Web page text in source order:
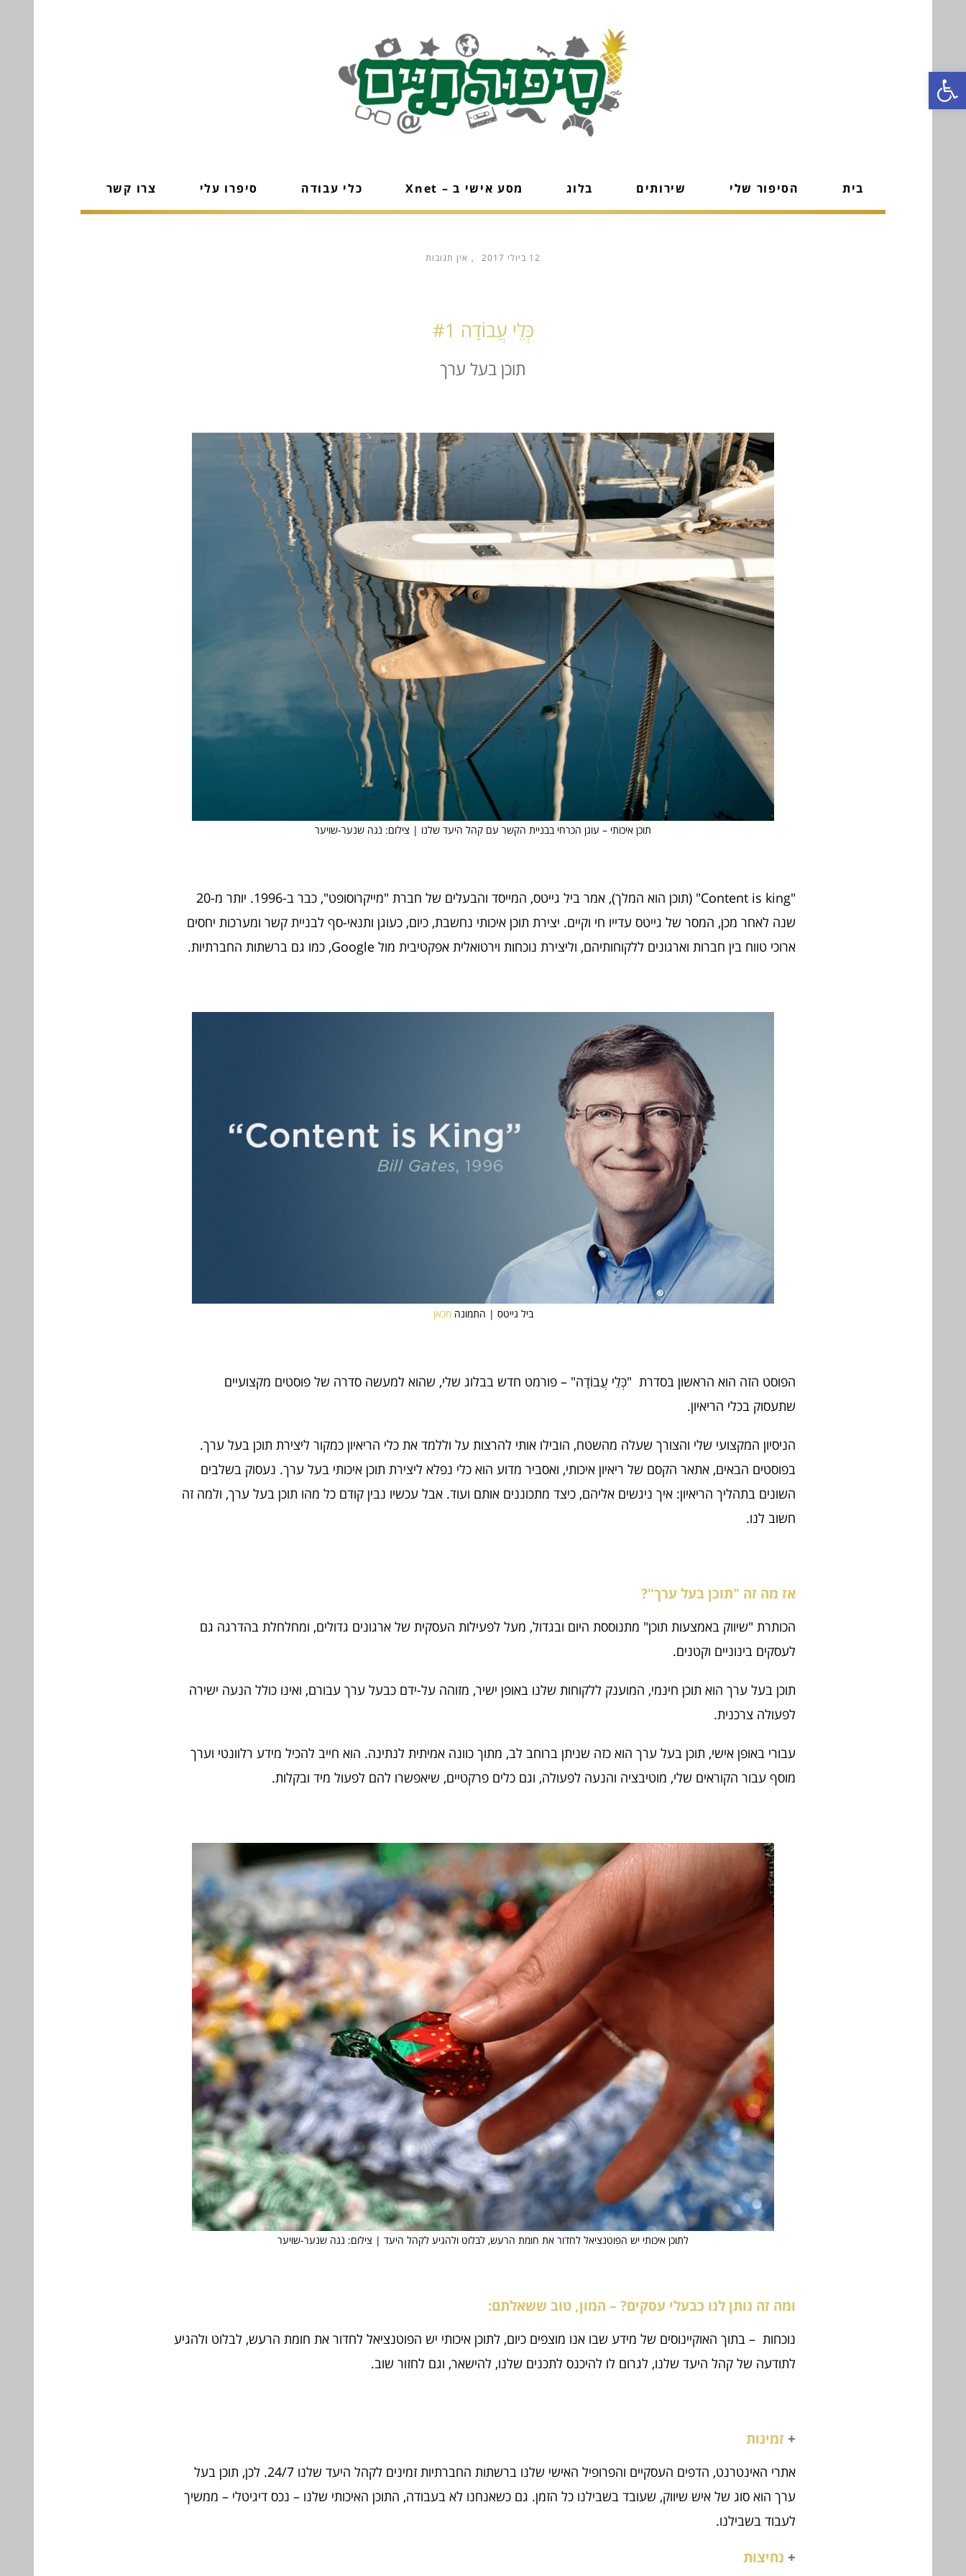
פתח סרגל נגישות
בית הסיפור שלי שירותים בלוג מסע אישי ב – Xnet כלי עבודה סיפרו עלי צרו קשר
12 ביולי 2017 אין תגובות
כְּלֵי עֲבוֹדָה #1
תוכן בעל ערך
תוכן איכותי – עוגן הכרחי בבניית הקשר עם קהל היעד שלנו | צילום: נֹגה שנער-שויער
"Content is king" (תוכן הוא המלך), אמר ביל גייטס, המייסד והבעלים של חברת "מייקרוסופט", כבר ב-1996. יותר מ-20
שנה לאחר מכן, המסר של גייטס עדייו חי וקיים. יצירת תוכן איכותי נחשבת, כיום, כעוגן ותנאי-סף לבניית קשר ומערכות יחסים
ארוכי טווח בין חברות וארגונים ללקוחותיהם, וליצירת נוכחות וירטואלית אפקטיבית מול Google, כמו גם ברשתות החברתיות.
ביל גייטס | התמונהמכאן
הפוסט הזה הוא הראשון בסדרת "כְּלֵי עֲבוֹדָה" – פורמט חדש בבלוג שלי, שהוא למעשה סדרה של פוסטים מקצועיים
שתעסוק בכלי הריאיון.
הניסיון המקצועי שלי והצורך שעלה מהשטח, הובילו אותי להרצות על וללמד את כלי הריאיון כמקור ליצירת תוכן בעל ערך.
בפוסטים הבאים, אתאר הקסם של ריאיון איכותי, ואסביר מדוע הוא כלי נפלא ליצירת תוכן איכותי בעל ערך. נעסוק בשלבים
השונים בתהליך הריאיון: איך ניגשים אליהם, כיצד מתכוננים אותם ועוד. אבל עכשיו נבין קודם כל מהו תוכן בעל ערך, ולמה זה
חשוב לנו.
אז מה זה "תוכן בעל ערך"?
הכותרת "שיווק באמצעות תוכן" מתנוססת היום ובגדול, מעל לפעילות העסקית של ארגונים גדולים, ומחלחלת בהדרגה גם
לעסקים בינוניים וקטנים.
תוכן בעל ערך הוא תוכן חינמי, המוענק ללקוחות שלנו באופן ישיר, מזוהה על-ידם כבעל ערך עבורם, ואינו כולל הנעה ישירה
לפעולה צרכנית.
עבורי באופן אישי, תוכן בעל ערך הוא כזה שניתן ברוחב לב, מתוך כוונה אמיתית לנתינה. הוא חייב להכיל מידע רלוונטי וערך
מוסף עבור הקוראים שלי, מוטיבציה והנעה לפעולה, וגם כלים פרקטיים, שיאפשרו להם לפעול מיד ובקלות.
לתוכן איכותי יש הפוטנציאל לחדור את חומת הרעש, לבלוט ולהגיע לקהל היעד | צילום: נֹגה שנער-שויער
ומה זה נותן לנו כבעלי עסקים? – המון, טוב ששאלתם:
נוכחות – בתוך האוקיינוסים של מידע שבו אנו מוצפים כיום, לתוכן איכותי יש הפוטנציאל לחדור את חומת הרעש, לבלוט ולהגיע
לתודעה של קהל היעד שלנו, לגרום לו להיכנס לתכנים שלנו, להישאר, וגם לחזור שוב.
+ זמינות
אתרי האינטרנט, הדפים העסקיים והפרופיל האישי שלנו ברשתות החברתיות זמינים לקהל היעד שלנו 24/7. לכן, תוכן בעל
ערך הוא סוג של איש שיווק, שעובד בשבילנו כל הזמן. גם כשאנחנו לא בעבודה, התוכן האיכותי שלנו – נכס דיגיטלי – ממשיך
לעבוד בשבילנו.
+ נחיצוּת